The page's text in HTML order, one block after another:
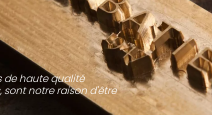
de haute qualité
sont notre raison d'être